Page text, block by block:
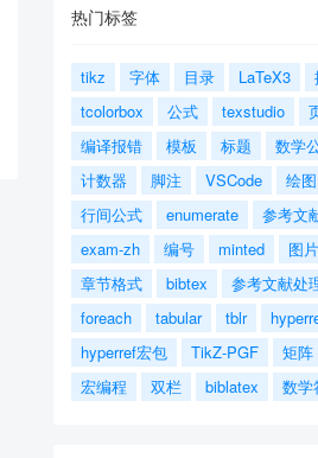
热门标签
tikz 字体 目录 LaTeX3
tcolorbox
公式 texstudio
编译报错
模板 标题 数学
计数器
脚注 VSCode 绘图
行间公式
enumerate 参考文
exam-zh
编号 minted 图片
章节格式
bibtex 参考文献处
foreach
tabular tblr
hyperref宏包
TikZ-PGF 矩阵
宏编程
双栏 biblatex 数学